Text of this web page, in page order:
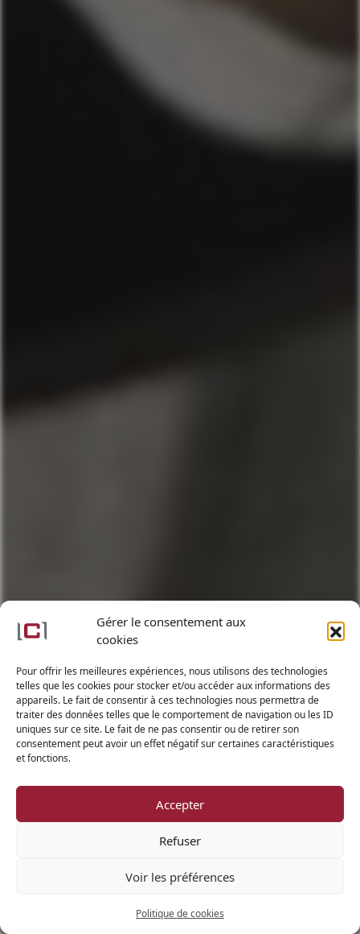
Gérer le consentement aux
cookies
Pour offrir les meilleures expériences, nous utilisons des technologies
telles que les cookies pour stocker et/ou accéder aux informations des
appareils. Le fait de consentir à ces technologies nous permettra de
traiter des données telles que le comportement de navigation ou les ID
uniques sur ce site. Le fait de ne pas consentir ou de retirer son
consentement peut avoir un effet négatif sur certaines caractéristiques
et fonctions.
Accepter
Refuser
Voir les préférences
Politique de cookies